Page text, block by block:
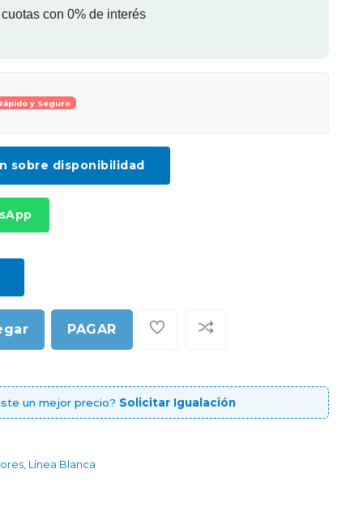
con 0% de interés
y Seguro
sobre disponibilidad
PAGAR
un mejor precio? Solicitar Igualación
Línea Blanca